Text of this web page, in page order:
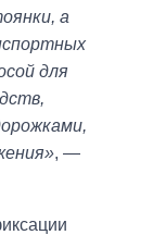
а
для
, —